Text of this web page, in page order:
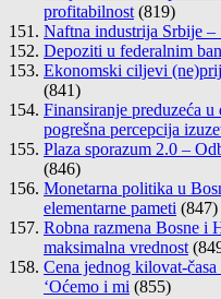
profitabilnost (819)
Naftna industrija Srbije
Depoziti u federalnim
Ekonomski ciljevi
(841)
Finansiranje preduzeća
pogrešna percepcija
Plaza sporazum 2.0 –
(846)
Monetarna politika u
elementarne pameti (847)
Robna razmena Bosne i
maksimalna vrednost
Cena jednog kilovat-
‘Oćemo i mi (855)